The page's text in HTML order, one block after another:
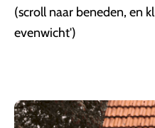
(scroll naar beneden, en
evenwicht')